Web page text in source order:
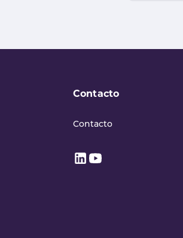
Contacto
Contacto